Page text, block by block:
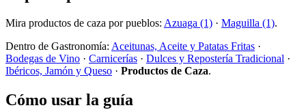
Mira productos de caza por pueblos: Azuaga (1) · Maguilla (1).
Dentro de Gastronomía: Aceitunas, Aceite y Patatas Fritas ·
Bodegas de Vino · Carnicerías · Dulces y Repostería Tradicional ·
Ibéricos, Jamón y Queso · Productos de Caza.
Cómo usar la guía